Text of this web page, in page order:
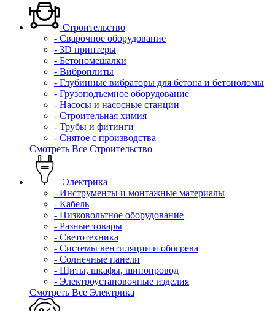
Строительство
- Сварочное оборудование
- 3D принтеры
- Бетономешалки
- Виброплиты
- Глубинные вибраторы для бетона и бетоноломы
- Грузоподъемное оборудование
- Насосы и насосные станции
- Строительная химия
- Трубы и фитинги
- Снятое с производства
Смотреть Все Строительство
Электрика
- Инструменты и монтажные материалы
- Кабель
- Низковольтное оборудование
- Разные товары
- Светотехника
- Системы вентиляции и обогрева
- Солнечные панели
- Щиты, шкафы, шинопровод
- Электроустановочные изделия
Смотреть Все Электрика